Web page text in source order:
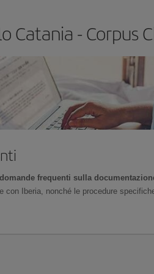
- Corpus
domande frequenti sulla
con Iberia, nonché le procedure